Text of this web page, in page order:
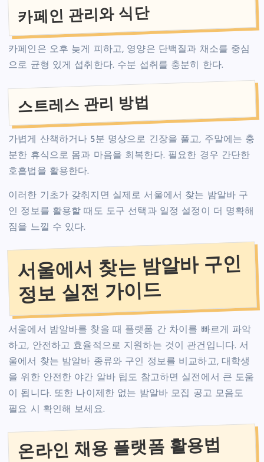
카페인 관리와 식단
카페인은 오후 늦게 피하고, 영양은 단백질과 채소를 중심
으로 균형 있게 섭취한다. 수분 섭취를 충분히 한다.
스트레스 관리 방법
가볍게 산책하거나 5분 명상으로 긴장을 풀고, 주말에는 충
분한 휴식으로 몸과 마음을 회복한다. 필요한 경우 간단한
호흡법을 활용한다.
이러한 기초가 갖춰지면 실제로 서울에서 찾는 밤알바 구
인 정보를 활용할 때도 도구 선택과 일정 설정이 더 명확해
짐을 느낄 수 있다.
서울에서 찾는 밤알바 구인
정보 실전 가이드
서울에서 밤알바를 찾을 때 플랫폼 간 차이를 빠르게 파악
하고, 안전하고 효율적으로 지원하는 것이 관건입니다. 서
울에서 찾는 밤알바 종류와 구인 정보를 비교하고, 대학생
을 위한 안전한 야간 알바 팁도 참고하면 실전에서 큰 도움
이 됩니다. 또한 나이제한 없는 밤알바 모집 공고 모음도
필요 시 확인해 보세요.
온라인 채용 플랫폼 활용법